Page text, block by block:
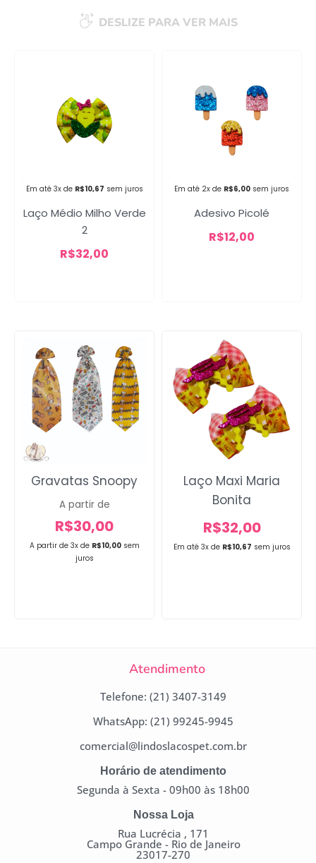
DESLIZE PARA VER MAIS
Em até 3x de R$10,67 sem juros
Laço Médio Milho Verde
2
R$32,00
Em até 2x de R$6,00 sem juros
Adesivo Picolé
R$12,00
A partir de 3x de R$10,00 sem
juros
Gravatas Snoopy
A partir de
R$30,00
Em até 3x de R$10,67 sem juros
Laço Maxi Maria
Bonita
R$32,00
Atendimento
Telefone: (21) 3407-3149
WhatsApp: (21) 99245-9945
comercial@lindoslacospet.com.br
Horário de atendimento
Segunda à Sexta - 09h00 às 18h00
Nossa Loja
Rua Lucrécia , 171
Campo Grande - Rio de Janeiro
23017-270
Campanha lançada com